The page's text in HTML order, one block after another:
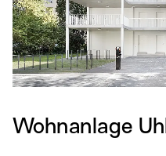
Wohnanlage